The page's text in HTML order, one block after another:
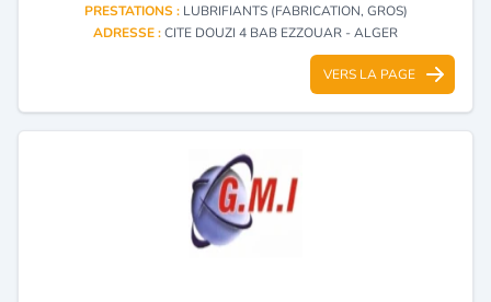
PRESTATIONS : LUBRIFIANTS (FABRICATION, GROS)
ADRESSE :CITE DOUZI 4 BAB EZZOUAR - ALGER
VERS LA PAGE